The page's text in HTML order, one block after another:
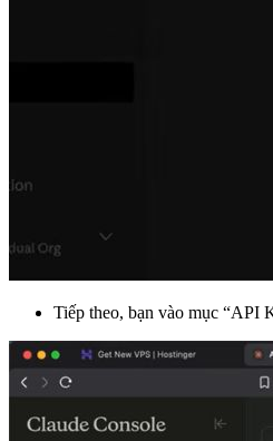
Tiếp theo, bạn vào mục “API